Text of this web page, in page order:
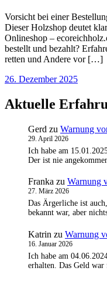
Vorsicht bei einer
Dieser Holzshop deutet
Onlineshop –
bestellt und bezahlt?
retten und Andere vor […]
26. Dezember 2025
Aktuelle
Gerd zu Warnung
29. April 2026
Ich habe am
Der ist nie
Franka zu Warnung
27. März 2026
Das Ärgerliche ist
bekannt war, aber
Katrin zu Warnung
16. Januar 2026
Ich habe am
erhalten. Das Geld war